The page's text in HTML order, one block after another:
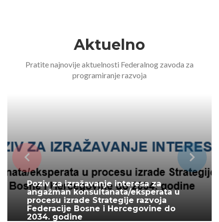
Aktuelno
Pratite najnovije aktuelnosti Federalnog zavoda za
programiranje razvoja
Poziv za izražavanje interesa za
angažman konsultanata/eksperata u
procesu izrade Strategije razvoja
Federacije Bosne i Hercegovine do
2034. godine